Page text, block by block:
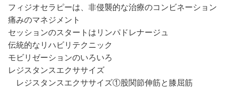
フィジオセラピーは、非侵襲的な治療のコンビネーション
痛みのマネジメント
セッションのスタートはリンパドレナージュ
伝統的なリハビリテクニック
モビリゼーションのいろいろ
レジスタンスエクササイズ
レジスタンスエクササイズ①股関節伸筋と膝屈筋